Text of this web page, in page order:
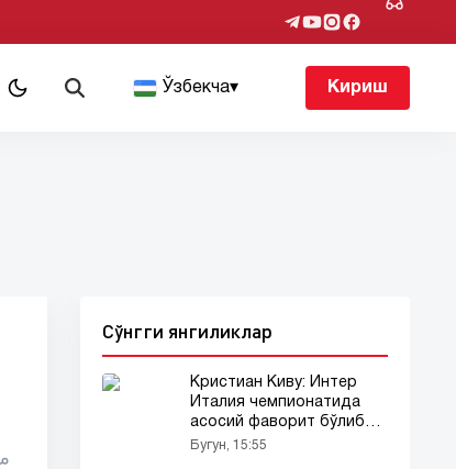
Ўзбекча▾ Кириш
Сўнгги янгиликлар
Кристиан Киву: Интер
Италия чемпионатида
асосий фаворит бўлиб
қолмоқда
Бугун, 15:55